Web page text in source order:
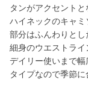
タンがアクセントと
ハイネックのキャ
部分はふんわりとし
細身のウエストラ
デイリー使いまで
タイプなので季節に